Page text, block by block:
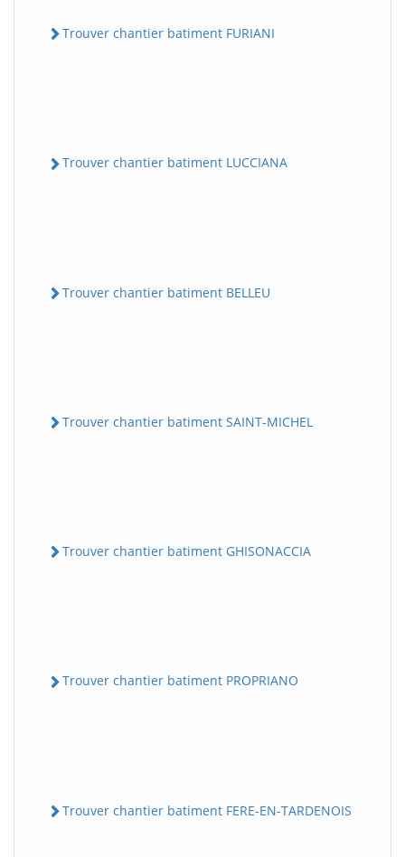
Trouver chantier batiment FURIANI
Trouver chantier batiment LUCCIANA
Trouver chantier batiment BELLEU
Trouver chantier batiment SAINT-MICHEL
Trouver chantier batiment GHISONACCIA
Trouver chantier batiment PROPRIANO
Trouver chantier batiment FERE-EN-TARDENOIS